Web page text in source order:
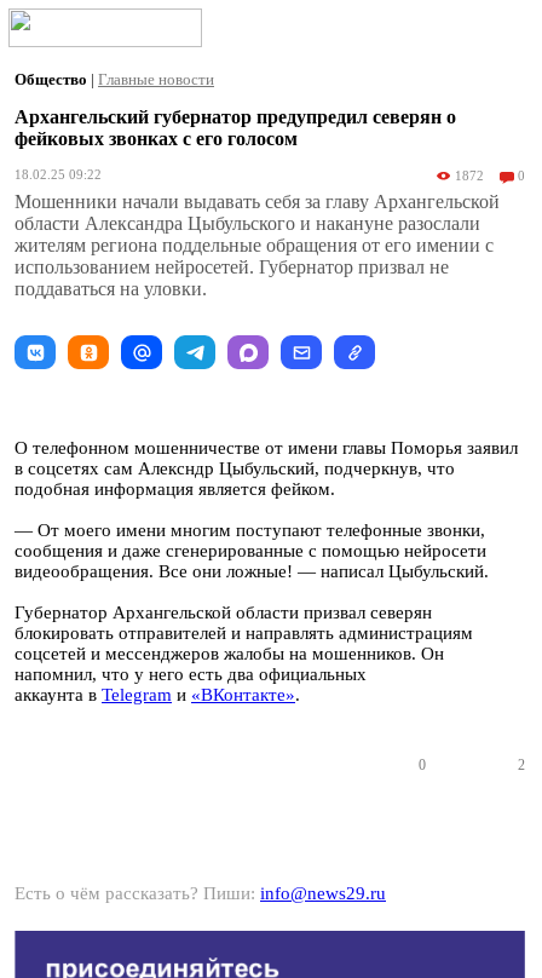
Общество | Главные новости
Архангельский губернатор предупредил северян о
фейковых звонках с его голосом
18.02.25 09:22 1872 0
Мошенники начали выдавать себя за главу Архангельской
области Александра Цыбульского и накануне разослали
жителям региона поддельные обращения от его имении с
использованием нейросетей. Губернатор призвал не
поддаваться на уловки.
О телефонном мошенничестве от имени главы Поморья заявил
в соцсетях сам Алексндр Цыбульский, подчеркнув, что
подобная информация является фейком.
— От моего имени многим поступают телефонные звонки,
сообщения и даже сгенерированные с помощью нейросети
видеообращения. Все они ложные! — написал Цыбульский.
Губернатор Архангельской области призвал северян
блокировать отправителей и направлять администрациям
соцсетей и мессенджеров жалобы на мошенников. Он
напомнил, что у него есть два официальных
аккаунта в Telegram и «ВКонтакте».
0 2
Есть о чём рассказать? Пиши: info@news29.ru